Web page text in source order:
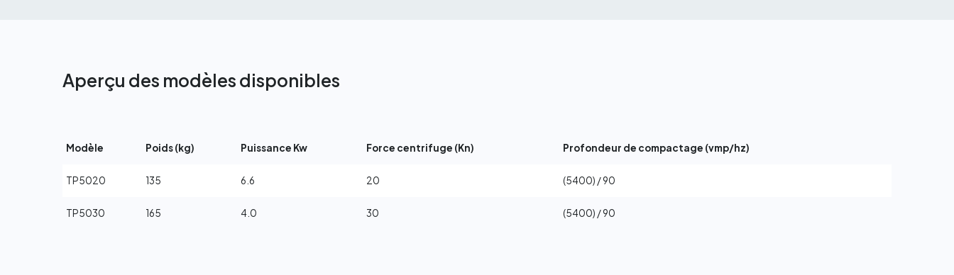
Aperçu des modèles disponibles
Modèle Poids (kg) Puissance Kw Force centrifuge (Kn) Profondeur de compactage (vmp/hz)
TP5020 135 6.6 20 (5400) / 90
TP5030 165 4.0 30 (5400) / 90